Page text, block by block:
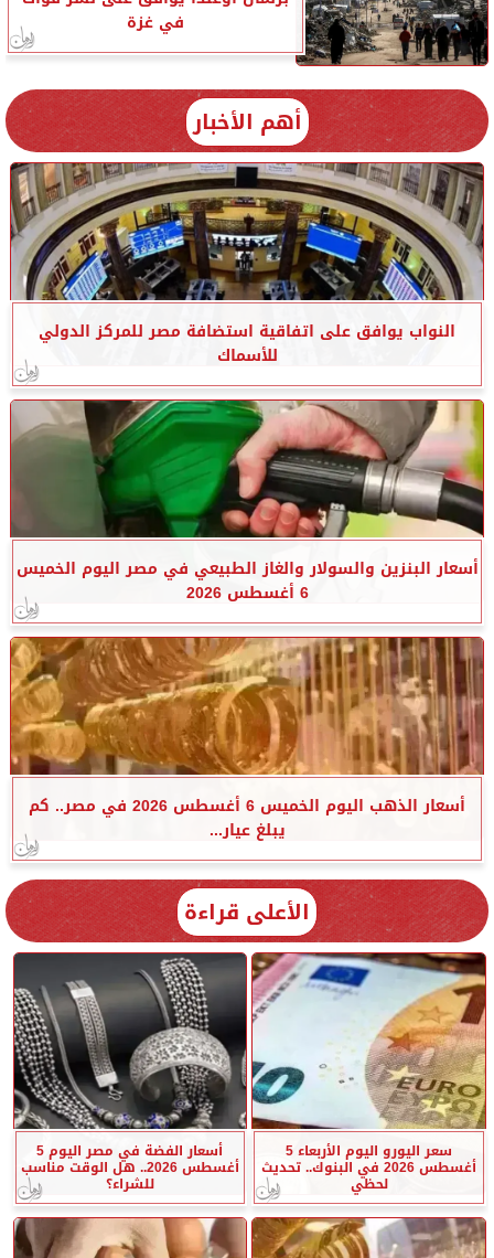
في غزة
أهم الأخبار
النواب يوافق على اتفاقية استضافة مصر للمركز الدولي
للأسماك
أسعار البنزين والسولار والغاز الطبيعي في مصر اليوم الخميس
6 أغسطس 2026
أسعار الذهب اليوم الخميس 6 أغسطس 2026 في مصر.. كم
يبلغ عيار...
الأعلى قراءة
سعر اليورو اليوم الأربعاء 5
أغسطس 2026 في البنوك.. تحديث
لحظي
أسعار الفضة في مصر اليوم 5
أغسطس 2026.. هل الوقت مناسب
للشراء؟